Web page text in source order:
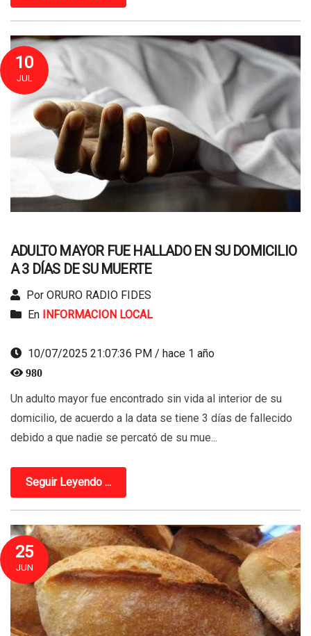
10
JUL
ADULTO MAYOR FUE HALLADO EN SU DOMICILIO
A 3 DÍAS DE SU MUERTE
Por ORURO RADIO FIDES
En INFORMACION LOCAL
10/07/2025 21:07:36 PM / hace 1 año
980
Un adulto mayor fue encontrado sin vida al interior de su
domicilio, de acuerdo a la data se tiene 3 días de fallecido
debido a que nadie se percató de su mue...
Seguir Leyendo ...
25
JUN